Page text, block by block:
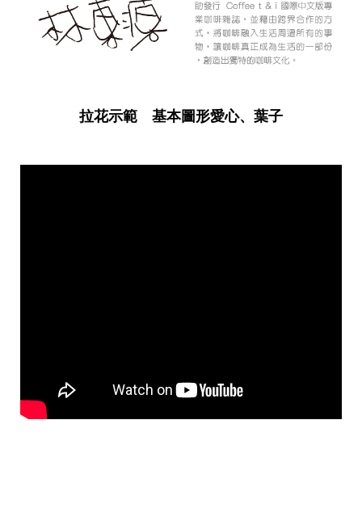
拉花示範 基本圖形愛心、葉子